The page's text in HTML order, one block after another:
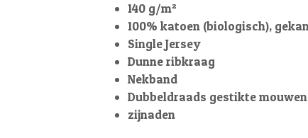
140 g/m²
100% katoen (biologisch),
Single Jersey
Dunne ribkraag
Nekband
Dubbeldraads gestikte
zijnaden